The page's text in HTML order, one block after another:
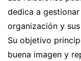
dedica a
organización y
Su objetivo
buena imagen y